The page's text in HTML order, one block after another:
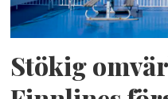
Stökig